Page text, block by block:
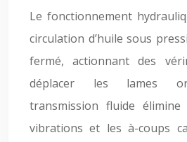
Le fonctionnement
circulation d’huile sous
fermé, actionnant des
déplacer les lames
transmission fluide
vibrations et les à-coups